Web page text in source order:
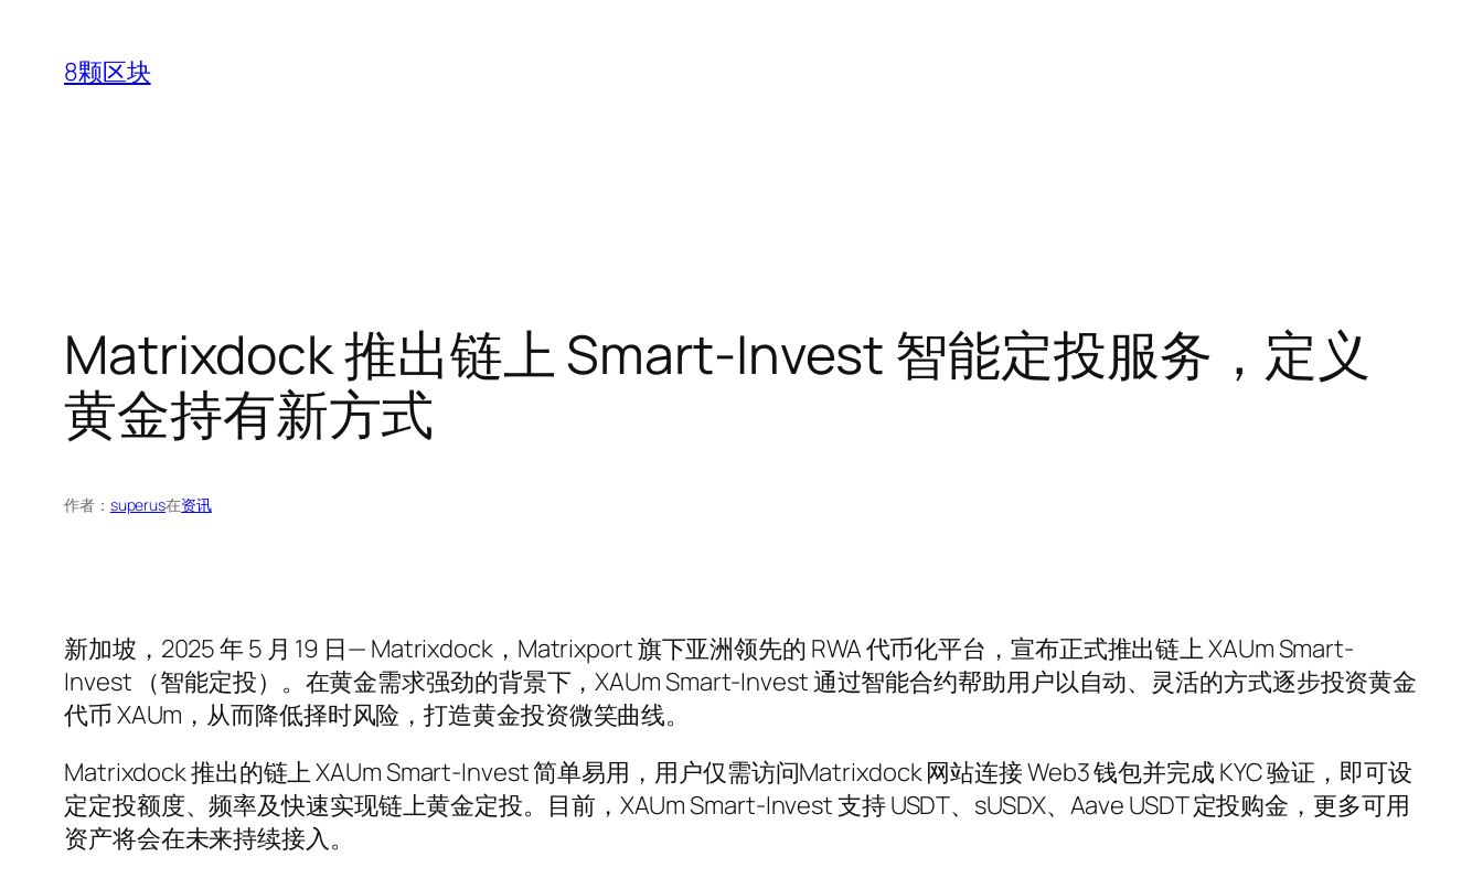
8颗区块
Matrixdock 推出链上 Smart-Invest 智能定投服务，定义
黄金持有新方式
作者： superus在资讯
新加坡，2025 年 5 月 19 日— Matrixdock，Matrixport 旗下亚洲领先的 RWA 代币化平台，宣布正式推出链上 XAUm Smart-
Invest （智能定投）。在黄金需求强劲的背景下，XAUm Smart-Invest 通过智能合约帮助用户以自动、灵活的方式逐步投资黄金
代币 XAUm，从而降低择时风险，打造黄金投资微笑曲线。
Matrixdock 推出的链上 XAUm Smart-Invest 简单易用，用户仅需访问Matrixdock 网站连接 Web3 钱包并完成 KYC 验证，即可设
定定投额度、频率及快速实现链上黄金定投。目前，XAUm Smart-Invest 支持 USDT、sUSDX、Aave USDT 定投购金，更多可用
资产将会在未来持续接入。